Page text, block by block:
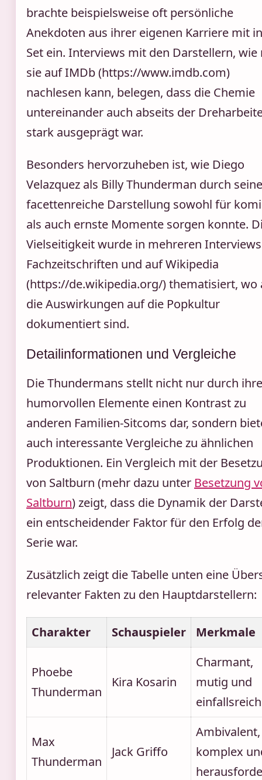
brachte beispielsweise oft persönliche
Anekdoten aus ihrer eigenen Karriere mit
Set ein. Interviews mit den Darstellern, wie
sie auf IMDb (https://www.imdb.com)
nachlesen kann, belegen, dass die Chemie
untereinander auch abseits der
stark ausgeprägt war.
Besonders hervorzuheben ist, wie Diego
Velazquez als Billy Thunderman durch seine
facettenreiche Darstellung sowohl für
als auch ernste Momente sorgen konnte.
Vielseitigkeit wurde in mehreren
Fachzeitschriften und auf Wikipedia
(https://de.wikipedia.org/) thematisiert, wo
die Auswirkungen auf die Popkultur
dokumentiert sind.
Detailinformationen und Vergleiche
Die Thundermans stellt nicht nur durch ihre
humorvollen Elemente einen Kontrast zu
anderen Familien-Sitcoms dar, sondern
auch interessante Vergleiche zu ähnlichen
Produktionen. Ein Vergleich mit der
von Saltburn (mehr dazu unter Besetzung
Saltburn) zeigt, dass die Dynamik der
ein entscheidender Faktor für den Erfolg
Serie war.
Zusätzlich zeigt die Tabelle unten eine
relevanter Fakten zu den Hauptdarstellern:
Charakter Schauspieler Merkmale
Phoebe
Thunderman
Kira Kosarin
Charmant,
mutig und
einfallsreich
Max
Thunderman
Jack Griffo
Ambivalent,
komplex